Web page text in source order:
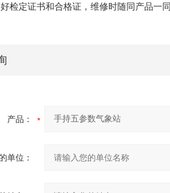
定证书和合格证，维修时随同产品一同
产品：
单位：